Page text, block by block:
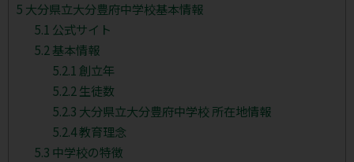
5 大分県立大分豊府中学校基本情報
5.1 公式サイト
5.2 基本情報
5.2.1 創立年
5.2.2 生徒数
5.2.3 大分県立大分豊府中学校 所在地情報
5.2.4教育理念
5.3 中学校の特徴